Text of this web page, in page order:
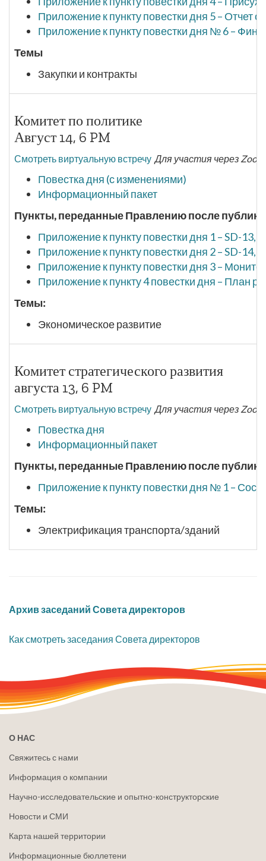
Приложение к пункту повестки дня 5 – Отчет о
Приложение к пункту повестки дня № 6 –
Темы
Закупки и контракты
Комитет по политике
Август 14, 6 PM
Смотреть виртуальную встречу Для участия через
Повестка дня (с изменениями)
Информационный пакет
Пункты, переданные Правлению после
Приложение к пункту повестки дня 1 – SD-13,
Приложение к пункту повестки дня 2 – SD-14,
Приложение к пункту повестки дня 3 –
Приложение к пункту 4 повестки дня – План
Темы:
Экономическое развитие
Комитет стратегического развития
августа 13, 6 PM
Смотреть виртуальную встречу Для участия через
Повестка дня
Информационный пакет
Пункты, переданные Правлению после
Приложение к пункту повестки дня № 1 –
Темы:
Электрификация транспорта/зданий
​Архив заседаний Совета директоров
Как смотреть заседания Совета директоров
О НАС
Свяжитесь с нами
Информация о компании
Научно-исследовательские и опытно-конструкторские
Новости и СМИ
Карта нашей территории
Информационные бюллетени